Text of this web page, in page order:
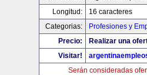
Longitud:
16 caracteres
Categorias:
Profesiones y
Precio:
Realizar una
Visitar!
Serán consideradas